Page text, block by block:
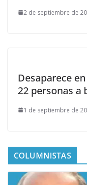
2 de septiembre de
Desaparece
22 personas a
1 de septiembre de
COLUMNISTAS